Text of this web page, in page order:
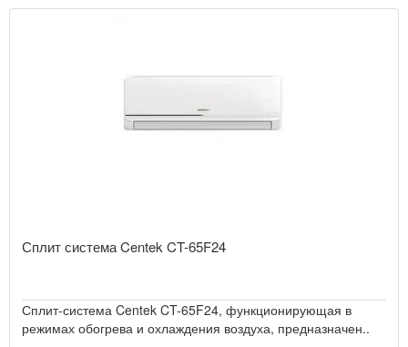
Сплит система Centek CT-65F24
Сплит-система Centek CT-65F24, функционирующая в
режимах обогрева и охлаждения воздуха, предназначен..